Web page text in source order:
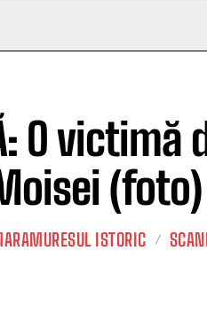
O
(foto)
ISTORIC